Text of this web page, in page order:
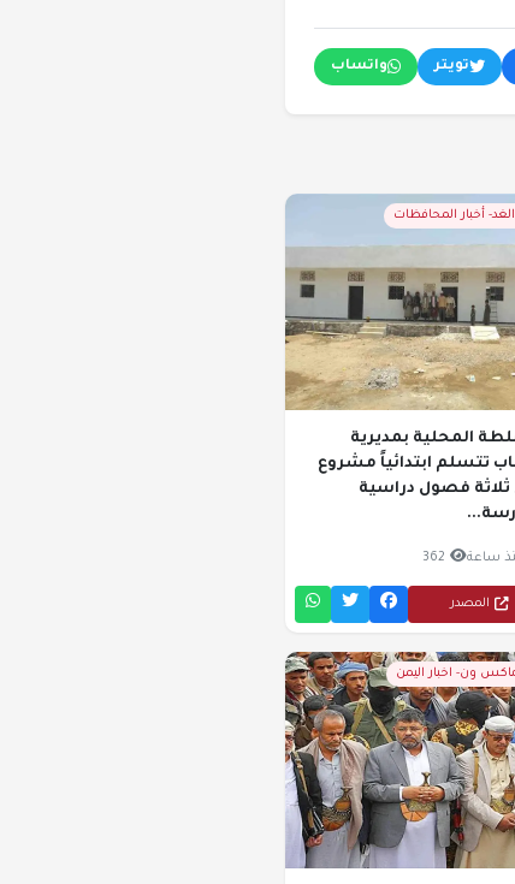
تويتر واتساب
أخبار المحافظات
المحلية بمديرية
تتسلم ابتدائياً مشروع
ثلاثة فصول دراسية
ساعة 362
المصدر
ماكس ون- اخبار اليمن